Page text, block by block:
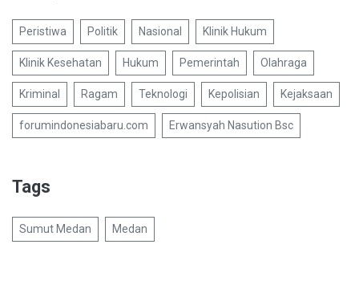
Peristiwa Politik Nasional Klinik Hukum
Klinik Kesehatan Hukum Pemerintah Olahraga
Kriminal Ragam Teknologi Kepolisian Kejaksaan
forumindonesiabaru.com Erwansyah Nasution Bsc
Tags
Sumut Medan Medan